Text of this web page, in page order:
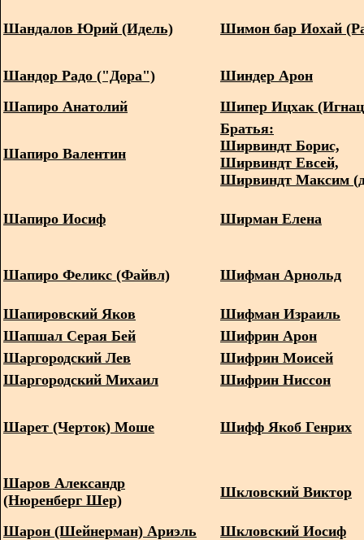
Шандалов Юрий (Идель) Шимон бар Иохай
Шандор Радо ("Дора")
Шиндер Арон
Шапиро Анатолий
Шипер Ицхак
Шапиро Валентин
Братья:
Ширвиндт Борис,
Ширвиндт Евсей,
Ширвиндт Максим
Шапиро Иосиф Ширман Елена
Шапиро Феликс (Файвл) Шифман Арнольд
Шапировский Яков
Шифман Израиль
Шапшал Серая Бей
Шифрин Арон
Шаргородский Лев
Шифрин Моисей
Шаргородский Михаил
Шифрин Ниссон
Шарет (Черток) Моше Шифф Якоб Генрих
Шаров Александр
(Нюренберг Шер)
Шкловский Виктор
Шарон (Шейнерман) Ариэль
Шкловский Иосиф